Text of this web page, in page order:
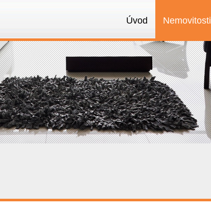
Úvod Nemovitosti